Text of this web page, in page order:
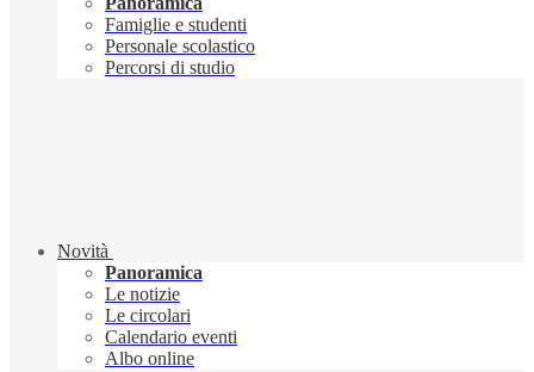
Famiglie e studenti
Personale scolastico
Percorsi di studio
Novità
Panoramica
Le notizie
Le circolari
Calendario eventi
Albo online